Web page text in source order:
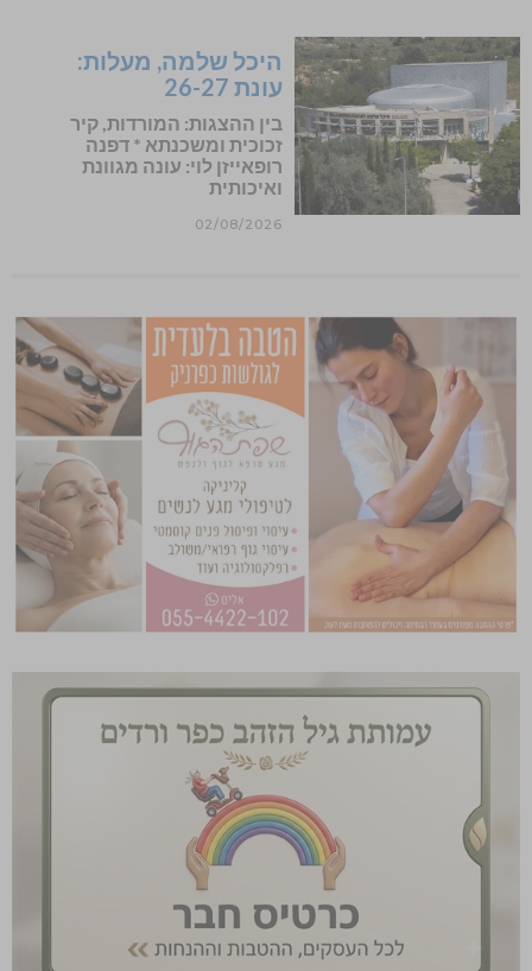
היכל שלמה, מעלות:
עונת 26-27
בין ההצגות: המורדות, קיר
זכוכית ומשכנתא * דפנה
רופאייזן לוי: עונה מגוונת
ואיכותית
02/08/2026